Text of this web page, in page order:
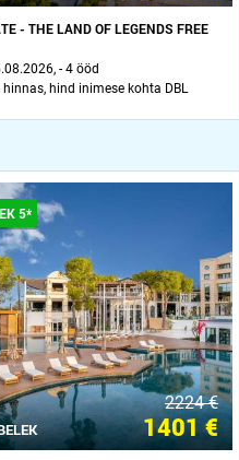
- THE LAND OF LEGENDS FREE
- 4 ööd
hinnas, hind inimese kohta DBL
5*
2224 €
1401 €